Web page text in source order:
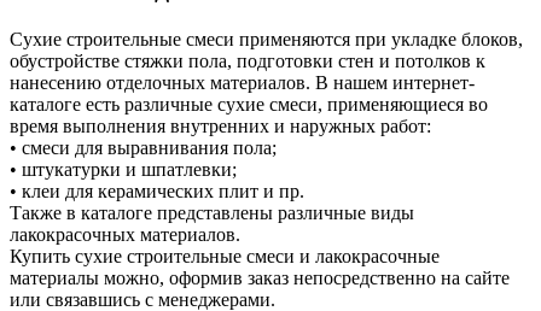
Сухие строительные смеси применяются при укладке блоков,
обустройстве стяжки пола, подготовки стен и потолков к
нанесению отделочных материалов. В нашем интернет-
каталоге есть различные сухие смеси, применяющиеся во
время выполнения внутренних и наружных работ:
• смеси для выравнивания пола;
• штукатурки и шпатлевки;
• клеи для керамических плит и пр.
Также в каталоге представлены различные виды
лакокрасочных материалов.
Купить сухие строительные смеси и лакокрасочные
материалы можно, оформив заказ непосредственно на сайте
или связавшись с менеджерами.